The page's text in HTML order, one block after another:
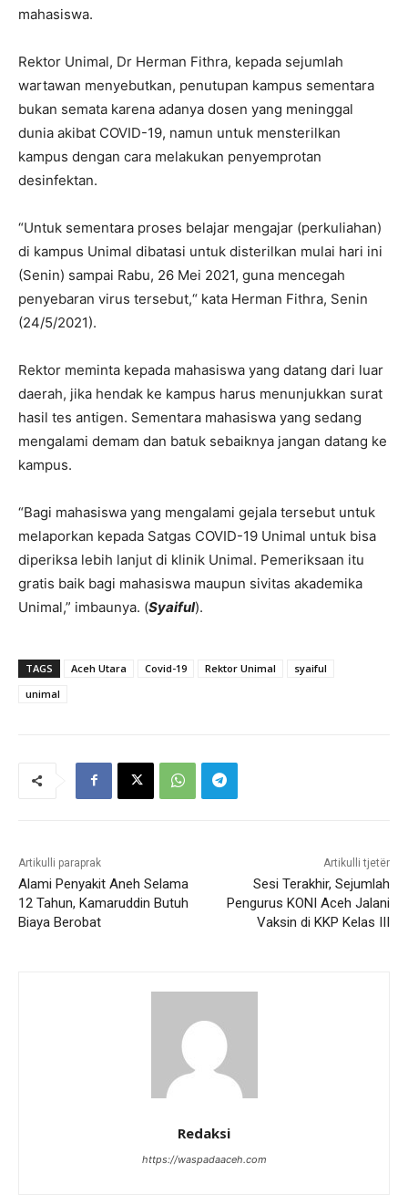
mahasiswa.
Rektor Unimal, Dr Herman Fithra, kepada sejumlah
wartawan menyebutkan, penutupan kampus sementara
bukan semata karena adanya dosen yang meninggal
dunia akibat COVID-19, namun untuk mensterilkan
kampus dengan cara melakukan penyemprotan
desinfektan.
“Untuk sementara proses belajar mengajar (perkuliahan)
di kampus Unimal dibatasi untuk disterilkan mulai hari ini
(Senin) sampai Rabu, 26 Mei 2021, guna mencegah
penyebaran virus tersebut,“ kata Herman Fithra, Senin
(24/5/2021).
Rektor meminta kepada mahasiswa yang datang dari luar
daerah, jika hendak ke kampus harus menunjukkan surat
hasil tes antigen. Sementara mahasiswa yang sedang
mengalami demam dan batuk sebaiknya jangan datang ke
kampus.
“Bagi mahasiswa yang mengalami gejala tersebut untuk
melaporkan kepada Satgas COVID-19 Unimal untuk bisa
diperiksa lebih lanjut di klinik Unimal. Pemeriksaan itu
gratis baik bagi mahasiswa maupun sivitas akademika
Unimal,” imbaunya. (Syaiful).
TAGS Aceh Utara Covid-19 Rektor Unimal
syaiful
unimal
Artikulli paraprak
Alami Penyakit Aneh Selama
12 Tahun, Kamaruddin Butuh
Biaya Berobat
Artikulli tjetër
Sesi Terakhir, Sejumlah
Pengurus KONI Aceh Jalani
Vaksin di KKP Kelas III
Redaksi
https://waspadaaceh.com